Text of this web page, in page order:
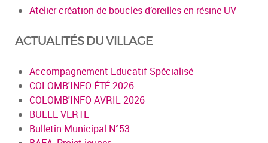
Atelier création de boucles d’oreilles en résine UV
ACTUALITÉS DU VILLAGE
Accompagnement Educatif Spécialisé
COLOMB'INFO ÉTÉ 2026
COLOMB'INFO AVRIL 2026
BULLE VERTE
Bulletin Municipal N°53